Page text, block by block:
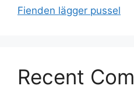
Fienden lägger pussel
Recent